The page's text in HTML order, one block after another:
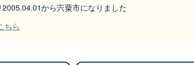
から宍粟市になりました
ちら